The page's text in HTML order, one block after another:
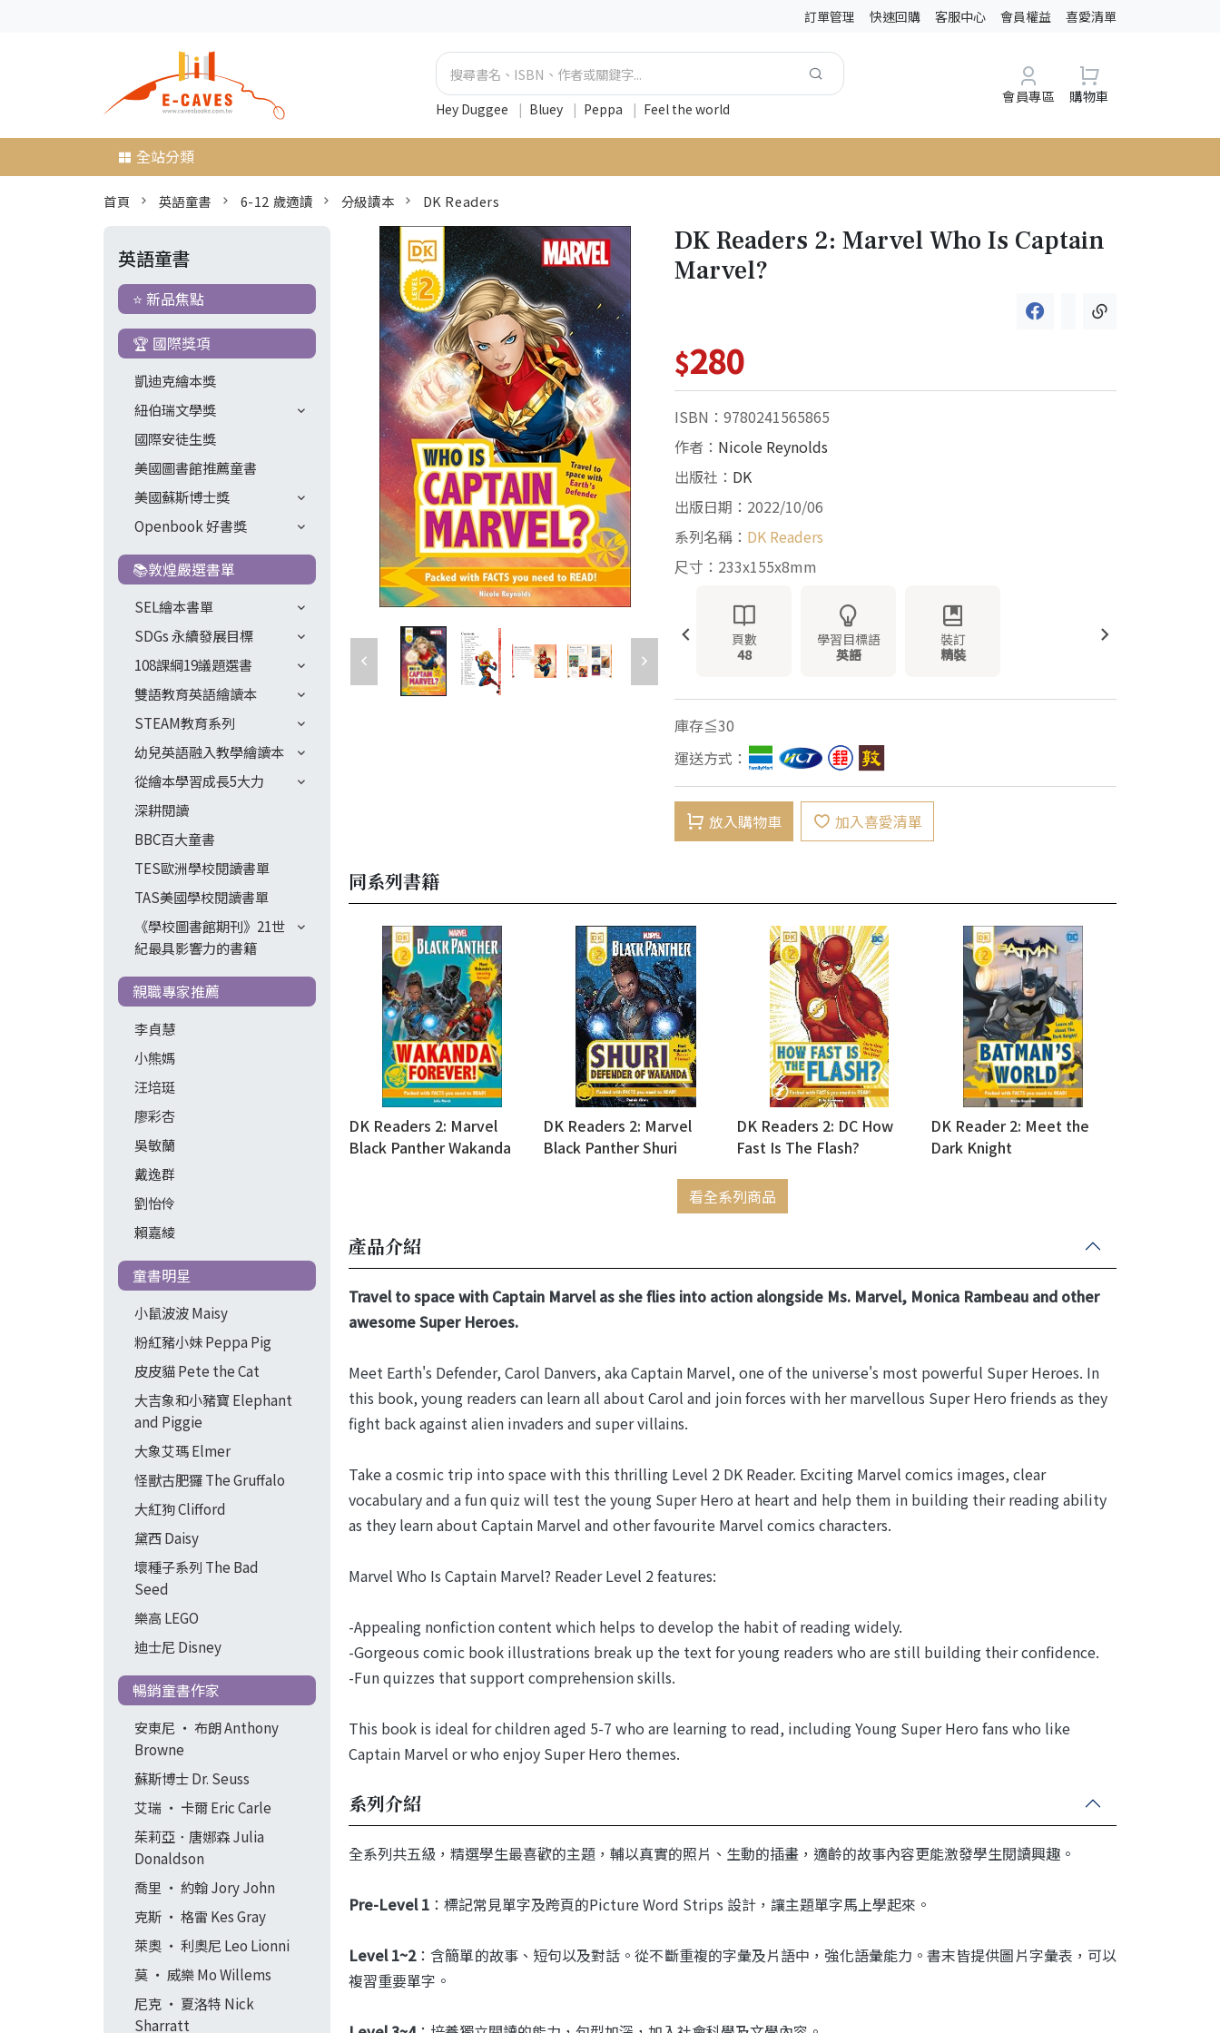
訂單管理 快速回購 客服中心 會員權益 喜愛清單
Hey Duggee | Bluey | Peppa | Feel the world
會員專區 購物車
全站分類
首頁 英語童書 6-12 歲適讀 分級讀本 DK Readers
英語童書
⭐ 新品焦點
🏆 國際獎項
凱迪克繪本獎
紐伯瑞文學獎
國際安徒生獎
美國圖書館推薦童書
美國蘇斯博士獎
Openbook 好書獎
📚敦煌嚴選書單
SEL繪本書單
SDGs 永續發展目標
108課綱19議題選書
雙語教育英語繪讀本
STEAM教育系列
幼兒英語融入教學繪讀本
從繪本學習成長5大力
深耕閱讀
BBC百大童書
TES歐洲學校閱讀書單
TAS美國學校閱讀書單
《學校圖書館期刊》21世
紀最具影響力的書籍
親職專家推薦
李貞慧
小熊媽
汪培珽
廖彩杏
吳敏蘭
戴逸群
劉怡伶
賴嘉綾
童書明星
小鼠波波 Maisy
粉紅豬小妹 Peppa Pig
皮皮貓 Pete the Cat
大吉象和小豬寶 Elephant
and Piggie
大象艾瑪 Elmer
怪獸古肥玀 The Gruffalo
大紅狗 Clifford
黛西 Daisy
壞種子系列 The Bad
Seed
樂高 LEGO
迪士尼 Disney
暢銷童書作家
安東尼 ‧ 布朗 Anthony
Browne
蘇斯博士 Dr. Seuss
艾瑞 ‧ 卡爾 Eric Carle
茱莉亞．唐娜森 Julia
Donaldson
喬里 ‧ 約翰 Jory John
克斯 ‧ 格雷 Kes Gray
萊奧 ‧ 利奧尼 Leo Lionni
莫 ‧ 威樂 Mo Willems
尼克 ‧ 夏洛特 Nick
Sharratt
DK Readers 2: Marvel Who Is Captain
Marvel?
$280
ISBN：9780241565865
作者： Nicole Reynolds
出版社： DK
出版日期：2022/10/06
系列名稱： DK Readers
尺寸：233x155x8mm
頁數
48
學習目標語
英語
裝訂
精裝
庫存≦30
運送方式：
放入購物車 加入喜愛清單
同系列書籍
DK Readers 2: Marvel
Black Panther Wakanda
DK Readers 2: Marvel
Black Panther Shuri
DK Readers 2: DC How
Fast Is The Flash?
DK Reader 2: Meet the
Dark Knight
看全系列商品
產品介紹
Travel to space with Captain Marvel as she flies into action alongside Ms. Marvel, Monica Rambeau and other
awesome Super Heroes.
Meet Earth's Defender, Carol Danvers, aka Captain Marvel, one of the universe's most powerful Super Heroes. In
this book, young readers can learn all about Carol and join forces with her marvellous Super Hero friends as they
fight back against alien invaders and super villains.
Take a cosmic trip into space with this thrilling Level 2 DK Reader. Exciting Marvel comics images, clear
vocabulary and a fun quiz will test the young Super Hero at heart and help them in building their reading ability
as they learn about Captain Marvel and other favourite Marvel comics characters.
Marvel Who Is Captain Marvel? Reader Level 2 features:
-Appealing nonfiction content which helps to develop the habit of reading widely.
-Gorgeous comic book illustrations break up the text for young readers who are still building their confidence.
-Fun quizzes that support comprehension skills.
This book is ideal for children aged 5-7 who are learning to read, including Young Super Hero fans who like
Captain Marvel or who enjoy Super Hero themes.
系列介紹
全系列共五級，精選學生最喜歡的主題，輔以真實的照片、生動的插畫，適齡的故事內容更能激發學生閱讀興趣。
Pre-Level 1 ：標記常見單字及跨頁的Picture Word Strips 設計，讓主題單字馬上學起來。
Level 1~2：含簡單的故事、短句以及對話。從不斷重複的字彙及片語中，強化語彙能力。書末皆提供圖片字彙表，可以
複習重要單字。